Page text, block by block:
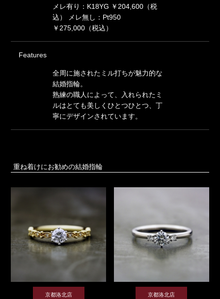
メレ有り：K18YG ￥204,600（税
込） メレ無し：Pt950
￥275,000（税込）
Features
全周に施されたミル打ちが魅力的な
結婚指輪。
熟練の職人によって、入れられたミ
ルはとても美しくひとつひとつ、丁
寧にデザインされています。
重ね着けにお勧めの結婚指輪
京都洛北店 京都洛北店